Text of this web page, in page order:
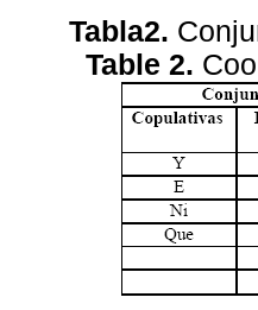
Tabla2.
Table 2.